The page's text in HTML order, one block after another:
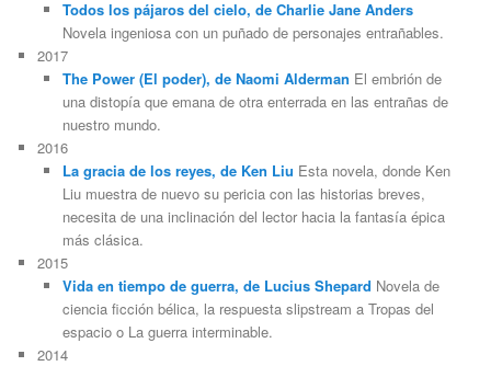
Todos los pájaros del cielo, de Charlie Jane Anders
Novela ingeniosa con un puñado de personajes entrañables.
2017
The Power (El poder), de Naomi Alderman El embrión de
una distopía que emana de otra enterrada en las entrañas de
nuestro mundo.
2016
La gracia de los reyes, de Ken Liu Esta novela, donde Ken
Liu muestra de nuevo su pericia con las historias breves,
necesita de una inclinación del lector hacia la fantasía épica
más clásica.
2015
Vida en tiempo de guerra, de Lucius Shepard Novela de
ciencia ficción bélica, la respuesta slipstream a Tropas del
espacio o La guerra interminable.
2014